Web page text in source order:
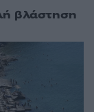
βλάστηση